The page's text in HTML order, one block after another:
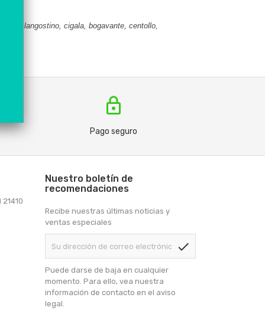
langostino, cigala, bogavante, centollo,
lock
Pago seguro
Nuestro boletín de
recomendaciones
Recibe nuestras últimas noticias y
ventas especiales
check
Puede darse de baja en cualquier
momento. Para ello, vea nuestra
información de contacto en el aviso
legal.